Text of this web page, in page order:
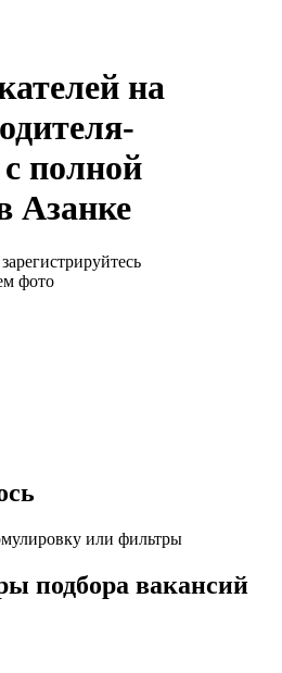
на
полной
Азанке
фото
или фильтры
подбора вакансий